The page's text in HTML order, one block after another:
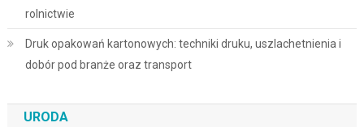
rolnictwie
Druk opakowań kartonowych: techniki druku, uszlachetnienia i
dobór pod branże oraz transport
URODA